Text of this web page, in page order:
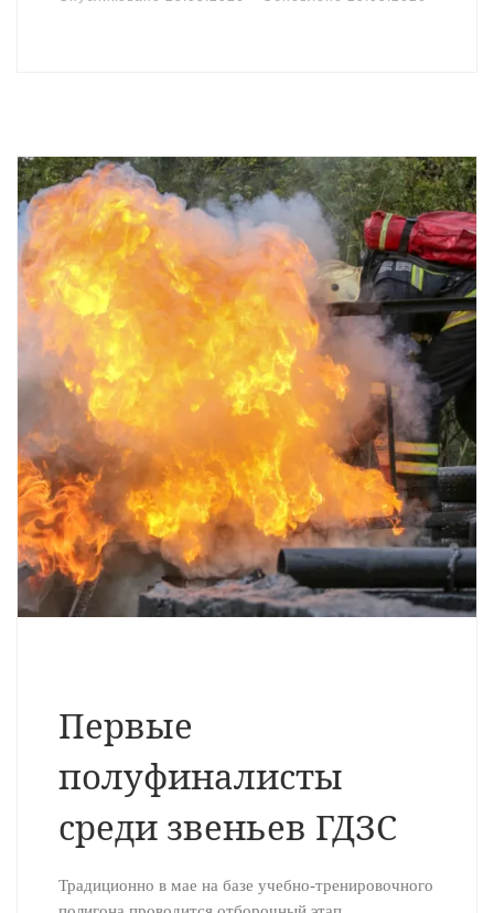
Первые
полуфиналисты
среди звеньев ГДЗС
Традиционно в мае на базе учебно-тренировочного